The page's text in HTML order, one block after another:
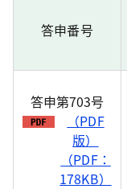
答申番号
答申第703号
（PDF
版）
（PDF：
178KB）